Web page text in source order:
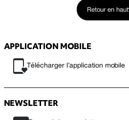
Retour en haut
APPLICATION MOBILE
Télécharger l’application mobile
NEWSLETTER